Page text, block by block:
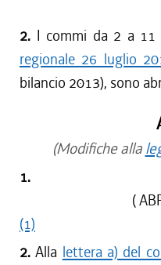
2. I commi da 2 a 11
regionale 26 luglio
bilancio 2013), sono
(Modifiche alla
1.
(
(1)
2. Alla lettera a) del